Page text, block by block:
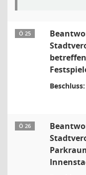
Ö 25
Beschluss:
Ö 26